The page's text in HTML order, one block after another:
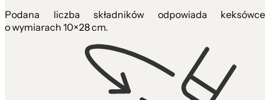
Podana liczba składników odpowiada keksówce
o wymiarach 10×28 cm.